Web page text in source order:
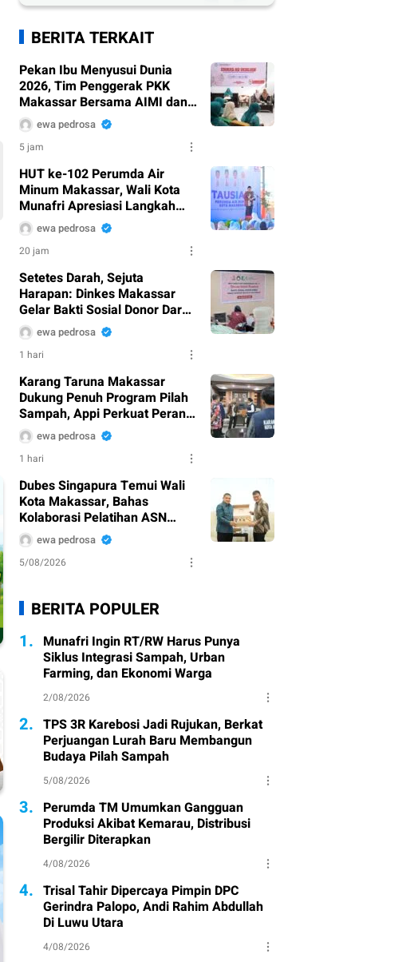
BERITA TERKAIT
Pekan Ibu Menyusui Dunia
2026, Tim Penggerak PKK
Makassar Bersama AIMI dan
Dinkes Bekali 300 Peserta
Edukasi ASI Eksklusif
ewa pedrosa
5 jam
HUT ke-102 Perumda Air
Minum Makassar, Wali Kota
Munafri Apresiasi Langkah
Pembenahan Pelayanan
ewa pedrosa
20 jam
Setetes Darah, Sejuta
Harapan: Dinkes Makassar
Gelar Bakti Sosial Donor Darah
Sambut HUT RI Ke-81
ewa pedrosa
1 hari
Karang Taruna Makassar
Dukung Penuh Program Pilah
Sampah, Appi Perkuat Peran
sebagai Pilar Sosial
ewa pedrosa
1 hari
Dubes Singapura Temui Wali
Kota Makassar, Bahas
Kolaborasi Pelatihan ASN
hingga Masyarakat
ewa pedrosa
5/08/2026
BERITA POPULER
1. Munafri Ingin RT/RW Harus Punya
Siklus Integrasi Sampah, Urban
Farming, dan Ekonomi Warga
2/08/2026
2. TPS 3R Karebosi Jadi Rujukan, Berkat
Perjuangan Lurah Baru Membangun
Budaya Pilah Sampah
5/08/2026
3. Perumda TM Umumkan Gangguan
Produksi Akibat Kemarau, Distribusi
Bergilir Diterapkan
4/08/2026
4. Trisal Tahir Dipercaya Pimpin DPC
Gerindra Palopo, Andi Rahim Abdullah
Di Luwu Utara
4/08/2026